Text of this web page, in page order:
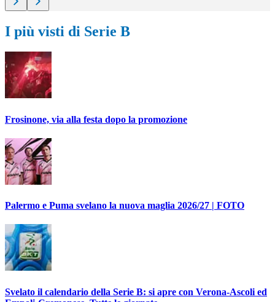
I più visti di Serie B
Frosinone, via alla festa dopo la promozione
Palermo e Puma svelano la nuova maglia 2026/27 | FOTO
Svelato il calendario della Serie B: si apre con Verona-Ascoli ed